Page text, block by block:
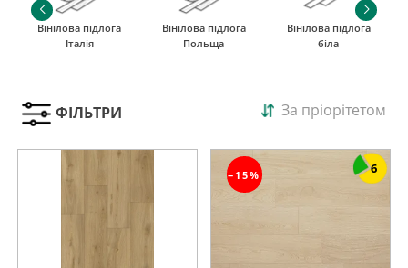
Вінілова підлога
Італія
Вінілова підлога
Польща
Вінілова підлога
біла
ФІЛЬТРИ За пріорітетом
−15% 6